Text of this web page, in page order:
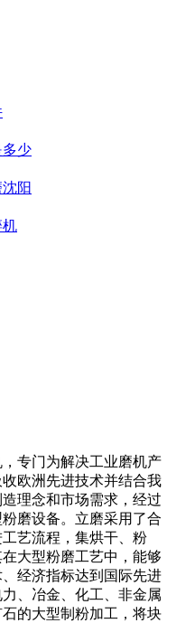
少
阳
机
专门为解决工业磨机产
欧洲先进技术并结合我
理念和市场需求，经过
磨设备。立磨采用了合
艺流程，集烘干、粉
大型粉磨工艺中，能够
经济指标达到国际先进
、冶金、化工、非金属
的大型制粉加工，将块